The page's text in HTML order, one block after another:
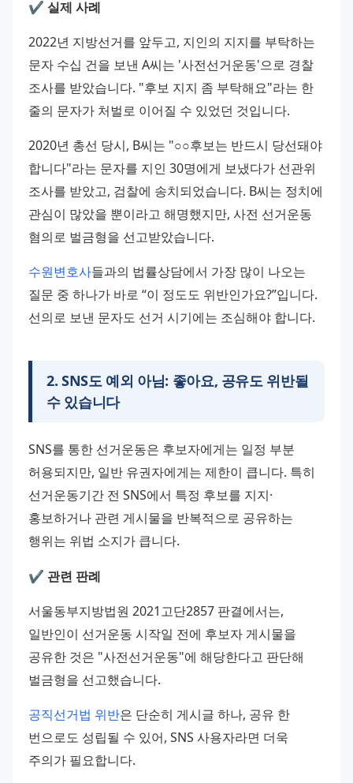
✔️ 실제 사례
2022년 지방선거를 앞두고, 지인의 지지를 부탁하는
문자 수십 건을 보낸 A씨는 '사전선거운동'으로 경찰
조사를 받았습니다. "후보 지지 좀 부탁해요"라는 한
줄의 문자가 처벌로 이어질 수 있었던 것입니다.
2020년 총선 당시, B씨는 "○○후보는 반드시 당선돼야
합니다"라는 문자를 지인 30명에게 보냈다가 선관위
조사를 받았고, 검찰에 송치되었습니다. B씨는 정치에
관심이 많았을 뿐이라고 해명했지만, 사전 선거운동
혐의로 벌금형을 선고받았습니다.
수원변호사들과의 법률상담에서 가장 많이 나오는
질문 중 하나가 바로 “이 정도도 위반인가요?”입니다.
선의로 보낸 문자도 선거 시기에는 조심해야 합니다.
2. SNS도 예외 아님: 좋아요, 공유도 위반될
수 있습니다
SNS를 통한 선거운동은 후보자에게는 일정 부분
허용되지만, 일반 유권자에게는 제한이 큽니다. 특히
선거운동기간 전 SNS에서 특정 후보를 지지·
홍보하거나 관련 게시물을 반복적으로 공유하는
행위는 위법 소지가 큽니다.
✔️ 관련 판례
서울동부지방법원 2021고단2857 판결에서는,
일반인이 선거운동 시작일 전에 후보자 게시물을
공유한 것은 "사전선거운동"에 해당한다고 판단해
벌금형을 선고했습니다.
공직선거법 위반은 단순히 게시글 하나, 공유 한
번으로도 성립될 수 있어, SNS 사용자라면 더욱
주의가 필요합니다.